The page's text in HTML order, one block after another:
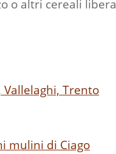
o altri cereali
Vallelaghi, Trento
mulini di Ciago